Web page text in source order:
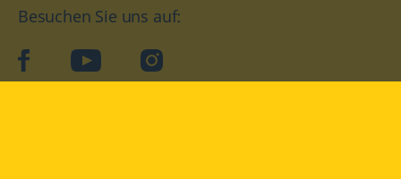
Besuchen Sie uns auf:
facebookYouTube Instagram